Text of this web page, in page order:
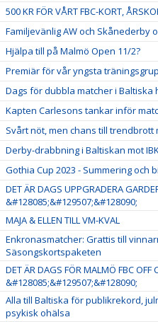
500 KR FÖR VÅRT FBC-KORT,
Familjevänlig AW och Skånederby
Hjälpa till på Malmö Open 11/2?
Premiär för vår yngsta
Dags för dubbla matcher i Baltiska
Kapten Carlesons tankar inför
Svårt nöt, men chans till trendbrott
Derby-drabbning i Baltiskan mot
Gothia Cup 2023 - Summering och
DET ÄR DAGS UPPGRADERA
&#128085;&#129507;&#128090;
MAJA & ELLEN TILL VM-KVAL
Enkronasmatcher: Grattis till
Säsongskortspaketen
DET ÄR DAGS FÖR MALMÖ FBC OFF
&#128085;&#129507;&#128090;
Alla till Baltiska för publikrekord,
psykisk ohälsa